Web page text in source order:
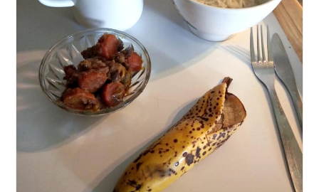
Comment
?